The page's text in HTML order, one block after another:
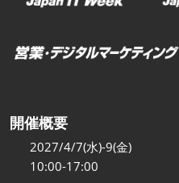
開催概要
2027/4/7(水)-9(金)
10:00-17:00